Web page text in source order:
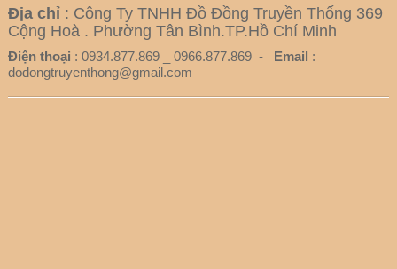
Địa chỉ : Công Ty TNHH Đồ Đồng Truyền Thống 369
Cộng Hoà . Phường Tân Bình.TP.Hồ Chí Minh
Điện thoại : 0934.877.869 _ 0966.877.869 - Email :
dodongtruyenthong@gmail.com